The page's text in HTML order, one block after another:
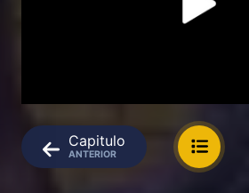
Capitulo
ANTERIOR